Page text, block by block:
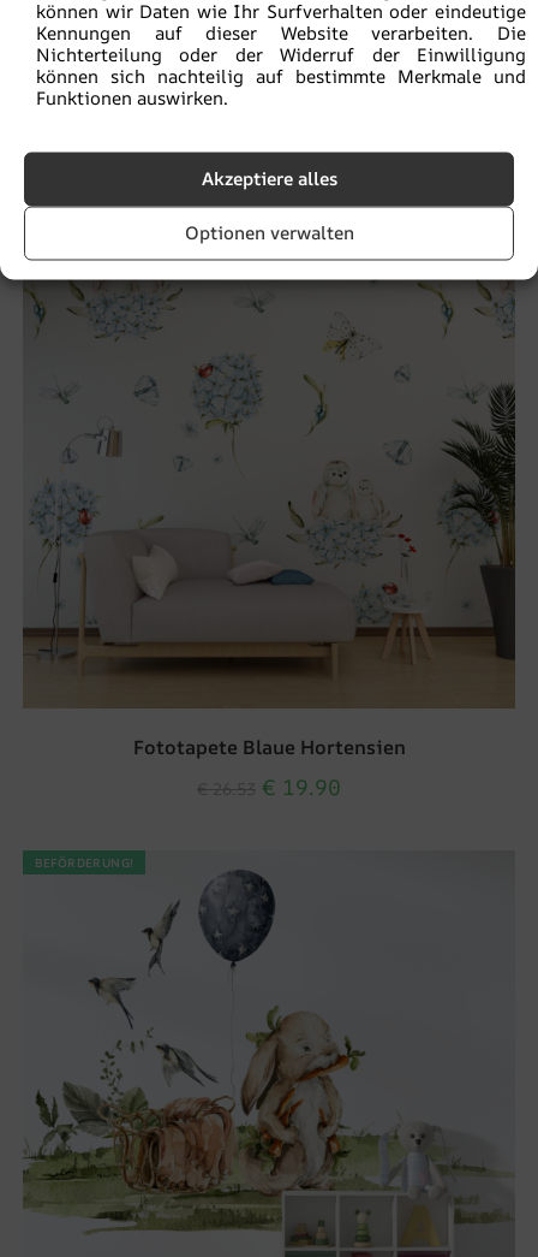
können wir Daten wie Ihr Surfverhalten oder eindeutige
Kennungen auf dieser Website verarbeiten. Die
Nichterteilung oder der Widerruf der Einwilligung
können sich nachteilig auf bestimmte Merkmale und
Funktionen auswirken.
Akzeptiere alles
Optionen verwalten
Fototapete rosa Blume
€26.53 €19.90
Fototapete Blaue Hortensien
€ 19.90
BEFÖRDERUNG!